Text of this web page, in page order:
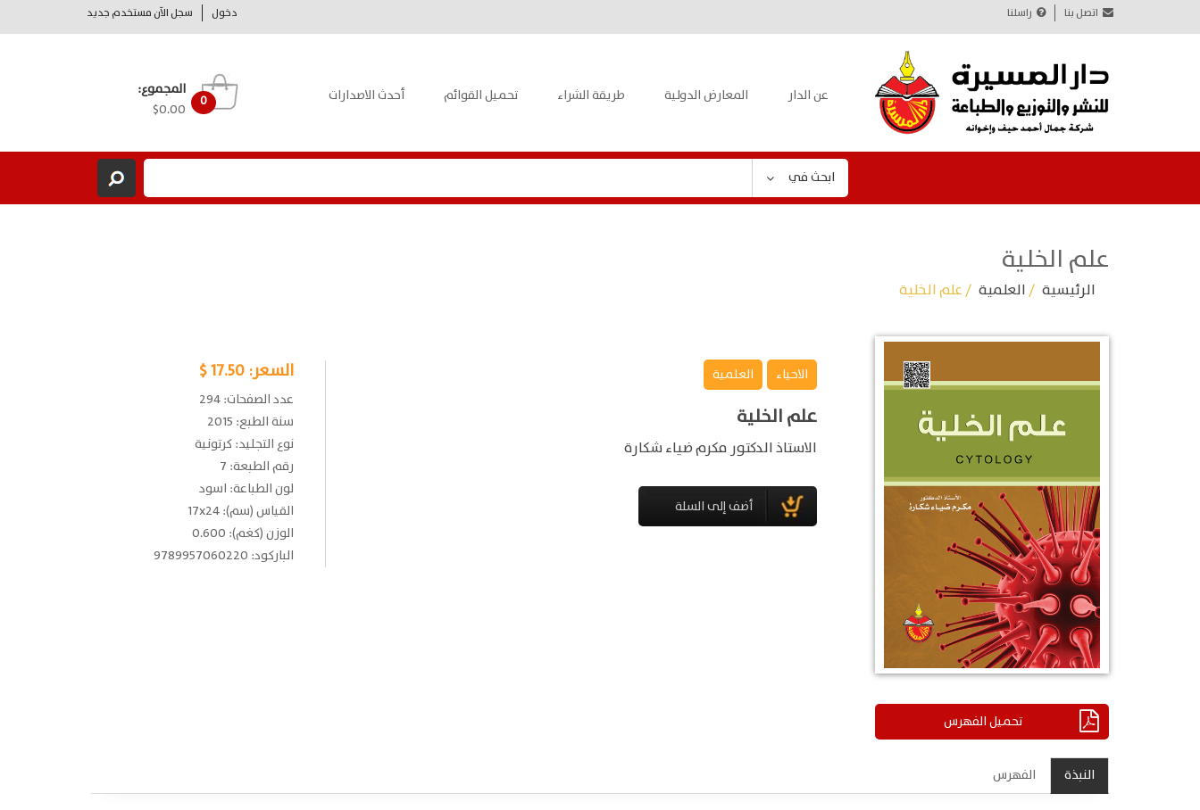
دخول سجل الآن مستخدم جديد اتصل بنا راسلنا
عن الدار المعارض الدولية طريقة الشراء تحميل القوائم أحدث الاصدارات 0
المجموع:
$0.00
ابحث في
علم الخلية
الرئيسية /العلمية / علم الخلية
تحميل الفهرس
الاحياء العلمية
علم الخلية
الاستاذ الدكتور مكرم ضياء شكارة
السعر:17.50 $
عدد الصفحات: 294
سنة الطبع: 2015
نوع التجليد: كرتونية
رقم الطبعة: 7
لون الطباعة: اسود
القياس (سم): 17x24
الوزن (كغم): 0.600
الباركود: 9789957060220
النبذة الفهرس